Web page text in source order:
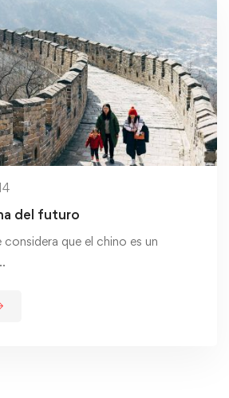
del futuro
considera que el chino es un